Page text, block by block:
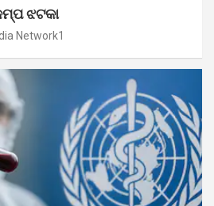
ଝଟକା
Network1